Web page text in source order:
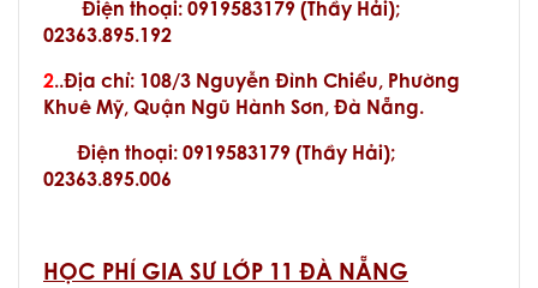
Điện thoại: 0919583179 (Thầy Hải);
02363.895.192
2..Địa chỉ: 108/3 Nguyễn Đình Chiểu, Phường
Khuê Mỹ, Quận Ngũ Hành Sơn, Đà Nẵng.
Điện thoại: 0919583179 (Thầy Hải);
02363.895.006
HỌC PHÍ GIA SƯ LỚP 11 ĐÀ NẴNG